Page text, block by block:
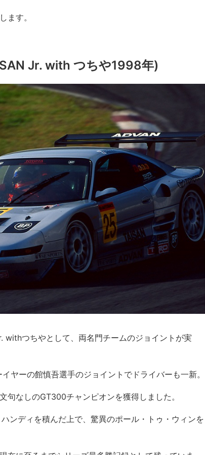
ます。
Jr. with つちや1998年)
つちやとして、両名門チームのジョイントが実
ヤーの館慎吾選手のジョイントでドライバーも一新。
句なしのGT300チャンピオンを獲得しました。
ンディを積んだ上で、驚異のポール・トゥ・ウィンを